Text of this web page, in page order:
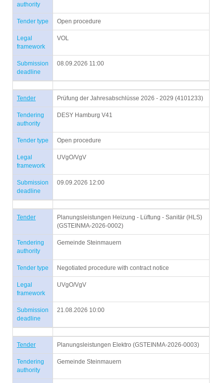
authority
Tender type Open procedure
Legal
framework
VOL
Submission
deadline
08.09.2026 11:00
Tender Prüfung der Jahresabschlüsse 2026 - 2029 (4101233)
Tendering
authority
DESY Hamburg V41
Tender type Open procedure
Legal
framework
UVgO/VgV
Submission
deadline
09.09.2026 12:00
Tender
Planungsleistungen Heizung - Lüftung - Sanitär (HLS)
(GSTEINMA-2026-0002)
Tendering
authority
Gemeinde Steinmauern
Tender type Negotiated procedure with contract notice
Legal
framework
UVgO/VgV
Submission
deadline
21.08.2026 10:00
Tender Planungsleistungen Elektro (GSTEINMA-2026-0003)
Tendering
authority
Gemeinde Steinmauern